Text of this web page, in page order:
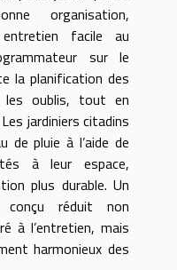
organisation,
facile au
sur le
la planification des
les oublis, tout en
jardiniers citadins
de pluie à l’aide de
à leur espace,
plus durable. Un
conçu réduit non
à l’entretien, mais
harmonieux des